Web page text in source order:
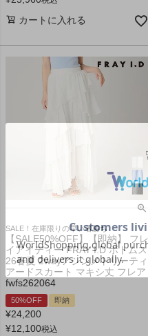
カートに入れる
SALE！在庫限りの早い者勝ち
【SALE50%OFF】【即納】 フレ
イアイディー FRAY I.D ボトムス
26春夏 2wayアシンメトリーティ
アードスカート マキシ丈 フレア
fwfs262064
50%OFF 即納
¥24,200
¥12,100税込